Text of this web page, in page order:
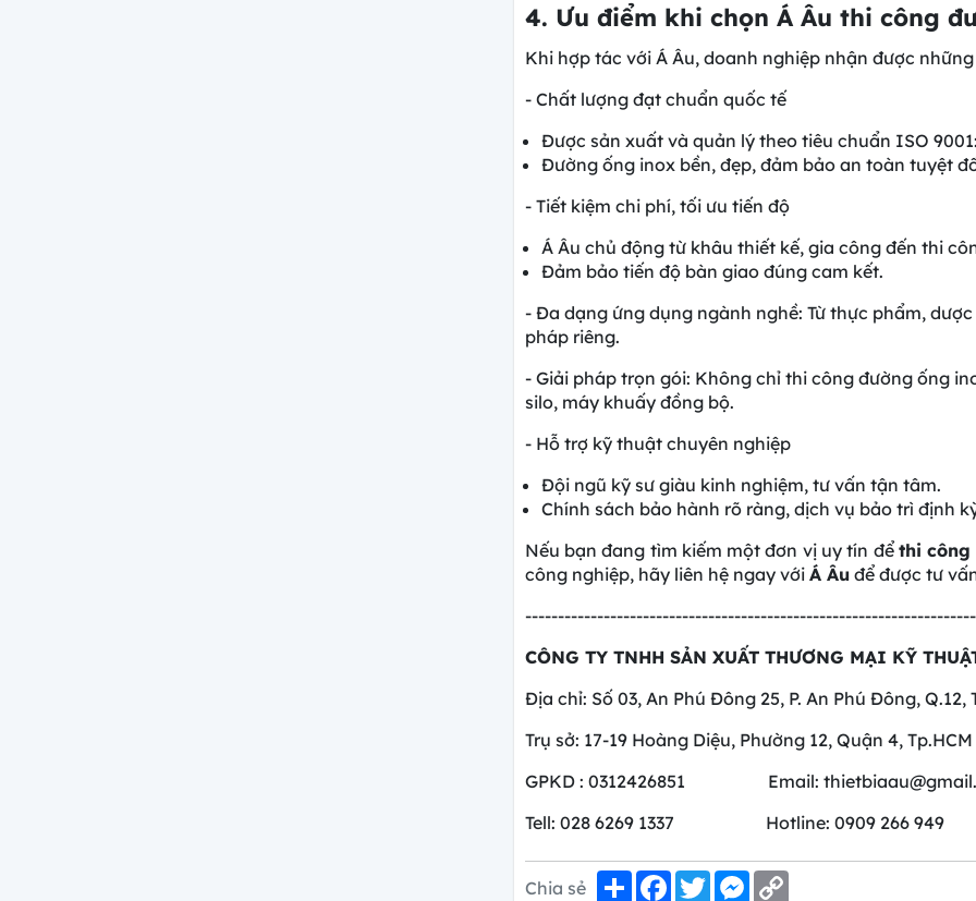
4. Ưu điểm khi chọn Á Âu thi công
Khi hợp tác với Á Âu, doanh nghiệp nhận được
- Chất lượng đạt chuẩn quốc tế
Được sản xuất và quản lý theo tiêu chuẩn ISO
Đường ống inox bền, đẹp, đảm bảo an toàn tuyệt
- Tiết kiệm chi phí, tối ưu tiến độ
Á Âu chủ động từ khâu thiết kế, gia công đến thi
Đảm bảo tiến độ bàn giao đúng cam kết.
- Đa dạng ứng dụng ngành nghề: Từ thực phẩm,
pháp riêng.
- Giải pháp trọn gói: Không chỉ thi công đường ống
silo, máy khuấy đồng bộ.
- Hỗ trợ kỹ thuật chuyên nghiệp
Đội ngũ kỹ sư giàu kinh nghiệm, tư vấn tận tâm.
Chính sách bảo hành rõ ràng, dịch vụ bảo trì định
Nếu bạn đang tìm kiếm một đơn vị uy tín để thi công
công nghiệp, hãy liên hệ ngay với Á Âuđể được tư
CÔNG TY TNHH SẢN XUẤT THƯƠNG MẠI KỸ
Địa chỉ: Số 03, An Phú Đông 25, P. An Phú Đông, Q.12,
Trụ sở: 17-19 Hoàng Diệu, Phường 12, Quận 4, Tp.HCM
GPKD : 0312426851 Email:
Tell: 028 6269 1337 Hotline: 0909 266 949
Chia sẻ ShareFacebook
TwitterMessenger
Copy